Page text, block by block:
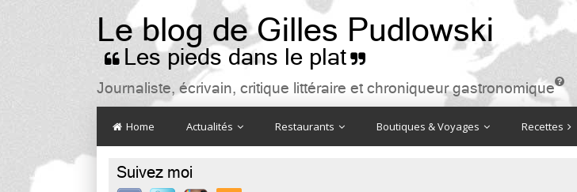
Le blog de Gilles Pudlowski
 Les pieds dans le plat 
Journaliste, écrivain, critique littéraire et chroniqueur gastronomique

Home Actualités Restaurants Boutiques & Voyages Recettes
Suivez moi